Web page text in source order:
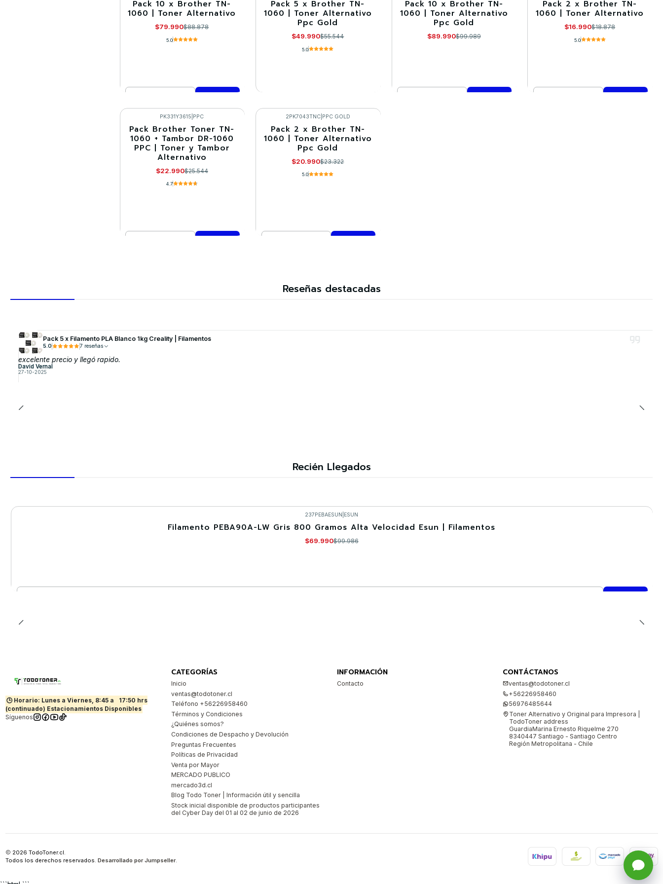
-10%
Pack 10 x Brother TN-
1060 | Toner Alternativo
$79.990$88.878
5.0
Comprar ahora
-10%
Pack 5 x Brother TN-
1060 | Toner Alternativo
Ppc Gold
$49.990$55.544
5.0
VER DETALLES
-10%
Pack 10 x Brother TN-
1060 | Toner Alternativo
Ppc Gold
$89.990$99.989
-10%
Pack 2 x Brother TN-
1060 | Toner Alternativo
$16.990$18.878
5.0
-10%
PK331Y3615 PPC
Pack Brother Toner TN-
1060 + Tambor DR-1060
PPC | Toner y Tambor
Alternativo
$22.990$25.544
4.7
-10%
2PK7043TNC| PPC GOLD
Pack 2 x Brother TN-
1060 | Toner Alternativo
Ppc Gold
$20.990$23.322
5.0
Reseñas destacadas
Pack 5 x Filamento PLA Blanco 1kg Creality | Filamentos
5.0 7 reseñas
excelente precio y llegó rapido.
David Vernal
27-10-2025
Recién Llegados
237PEBAESUN ESUN
Filamento PEBA90A-LW Gris 800 Gramos Alta Velocidad Esun | Filamentos
$69.990$99.986
🕒 Horario: Lunes a Viernes, 8:45 a
17:50 hrs
(continuado) Estacionamientos Disponibles
Síguenos
CATEGORÍAS
Inicio
ventas@todotoner.cl
Teléfono +56226958460
Términos y Condiciones
¿Quiénes somos?
Condiciones de Despacho y Devolución
Preguntas Frecuentes
Políticas de Privacidad
Venta por Mayor
MERCADO PUBLICO
mercado3d.cl
Blog Todo Toner | Información útil y sencilla
Stock inicial disponible de productos participantes
del Cyber Day del 01 al 02 de junio de 2026
INFORMACIÓN
Contacto
CONTÁCTANOS
ventas@todotoner.cl
+56226958460
56976485644
Toner Alternativo y Original para Impresora |
TodoToner address
GuardiaMarina Ernesto Riquelme 270
8340447 Santiago - Santiago Centro
Región Metropolitana - Chile
2026 TodoToner.cl.
Todos los derechos reservados. Desarrollado por Jumpseller.